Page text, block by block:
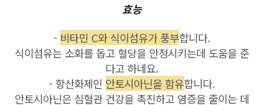
효능
- 비타민 C와 식이섬유가 풍부합니다.
식이섬유는 소화를 돕고 혈당을 안정시키는데 도움을 준
다고 하네요.
- 항산화제인 안토시아닌을 함유합니다.
안토시아닌은 심혈관 건강을 촉진하고 염증을 줄이는 데